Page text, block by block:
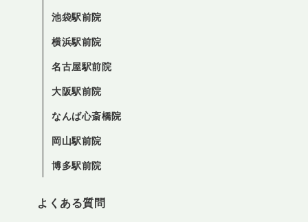
池袋駅前院
横浜駅前院
名古屋駅前院
大阪駅前院
なんば心斎橋院
岡山駅前院
博多駅前院
よくある質問